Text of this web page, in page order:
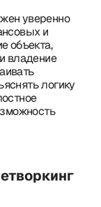
уверенно
и
объекта,
владение
логику